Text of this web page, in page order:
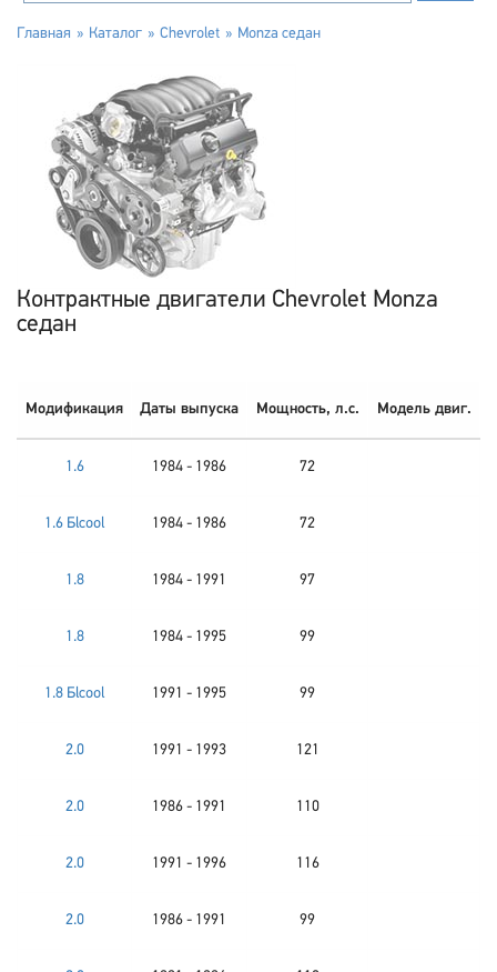
Главная Каталог Chevrolet Monza седан
Контрактные двигатели Chevrolet Monza
седан
Модификация Даты выпуска Мощность, л.с. Модель двиг.
1.6 1984 - 1986 72
1.6 Бlcool 1984 - 1986 72
1.8 1984 - 1991 97
1.8 1984 - 1995 99
1.8 Бlcool 1991 - 1995 99
2.0 1991 - 1993 121
2.0 1986 - 1991 110
2.0 1991 - 1996 116
2.0 1986 - 1991 99